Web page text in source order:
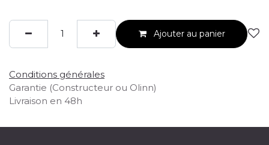
Ajouter au panier
Conditions générales
Garantie (Constructeur ou Olinn)
Livraison en 48h